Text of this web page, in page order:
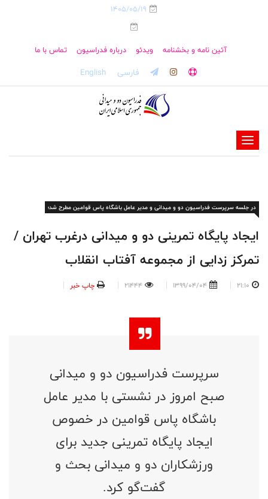
1405/05/19
آئین نامه و بخشنامه ویدئو درباره فدراسیون تماس با ما
فارسی English
-
-
-
در جلسه سرپرست فدراسیون دو و میدانی و مدیر عامل باشگاه پاس قوامین مطرح شد؛
ایجاد پایگاه تمرینی دو و میدانی درغرب تهران /
تمرکز زدایی از مجموعه آفتاب انقلاب
21:10
1399/04/04
21444 چاپ خبر
سرپرست فدراسیون دو و میدانی
صبح امروز در نشستی با مدیر عامل
باشگاه پاس قوامین در خصوص
ایجاد پایگاه تمرینی جدید برای
ورزشکاران دو و میدانی بحث و
گفت‌گو کرد.